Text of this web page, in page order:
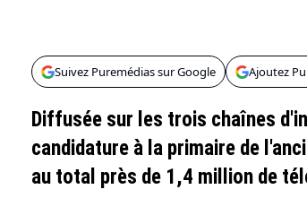
Suivez Puremédias sur Google Ajoutez
Diffusée sur les trois chaînes
candidature à la primaire de
au total près de 1,4 million de